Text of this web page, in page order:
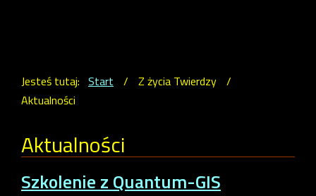
Jesteś tutaj: Start / Z życia Twierdzy /
Aktualności
Aktualności
Szkolenie z Quantum-GIS